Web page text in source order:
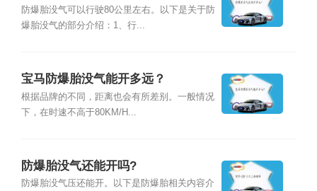
防爆胎没气可以行驶80公里左右。以下是关于防
爆胎没气的部分介绍：1、行...
宝马防爆胎没气能开多远？
根据品牌的不同，距离也会有所差别。一般情况
下，在时速不高于80KM/H...
防爆胎没气还能开吗?
防爆胎没气压还能开。以下是防爆胎相关内容介